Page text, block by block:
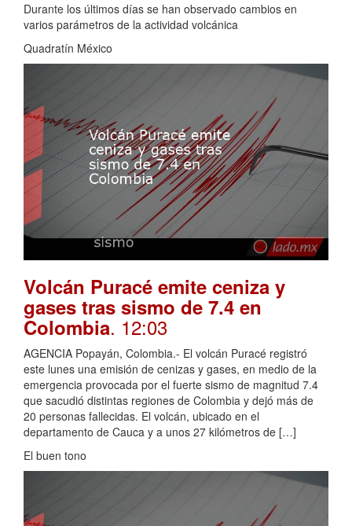
Durante los últimos días se han observado cambios en
varios parámetros de la actividad volcánica
Quadratín México
Volcán Puracé emite ceniza y
gases tras sismo de 7.4 en
Colombia. 12:03
AGENCIA Popayán, Colombia.- El volcán Puracé registró
este lunes una emisión de cenizas y gases, en medio de la
emergencia provocada por el fuerte sismo de magnitud 7.4
que sacudió distintas regiones de Colombia y dejó más de
20 personas fallecidas. El volcán, ubicado en el
departamento de Cauca y a unos 27 kilómetros de […]
El buen tono